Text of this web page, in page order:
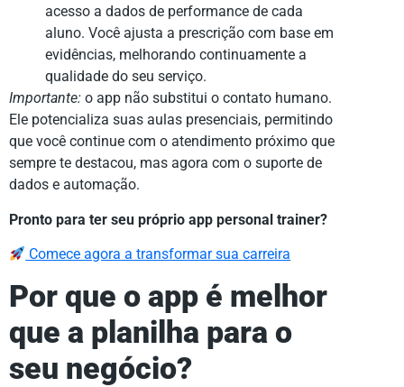
acesso a dados de performance de cada
aluno. Você ajusta a prescrição com base em
evidências, melhorando continuamente a
qualidade do seu serviço.
Importante: o app não substitui o contato humano.
Ele potencializa suas aulas presenciais, permitindo
que você continue com o atendimento próximo que
sempre te destacou, mas agora com o suporte de
dados e automação.
Pronto para ter seu próprio app personal trainer?
Comece agora a transformar sua carreira
Por que o app é melhor
que a planilha para o
seu negócio?